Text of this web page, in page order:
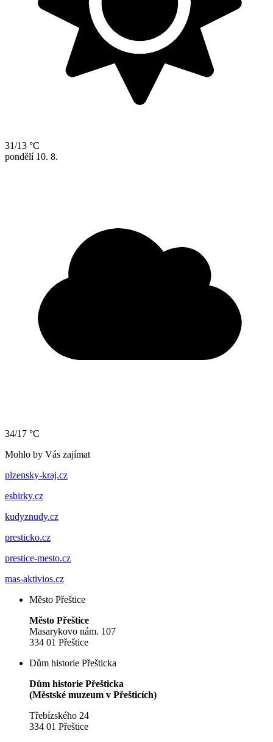
31/13 °C
pondělí 10. 8.
34/17 °C
Mohlo by Vás zajímat
plzensky-kraj.cz
esbirky.cz
kudyznudy.cz
presticko.cz
prestice-mesto.cz
mas-aktivios.cz
Město Přeštice
Město Přeštice
Masarykovo nám. 107
334 01 Přeštice
Dům historie Přešticka
Dům historie Přešticka
(Městské muzeum v Přešticích)
Třebízského 24
334 01 Přeštice